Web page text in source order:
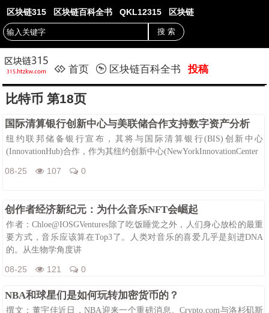
区块链315 区块链百科全书 QKL12315 区块链
首页 区块链百科全书 投稿
比特币 第18页
国际清算银行创新中心与美联储合作支持数字资产分析
纽约联邦储备银行宣布，其将与国际清算银行(BIS)创新中心
(InnovationHub)合作，作为其纽约创新中心(NewYorkInnovationCenter
08-25 107 0
创作者经济新纪元：为什么音乐NFT会崛起
作者：Chloe@IOSGVentures除了吃饭睡觉之外，人们身心放松的最重
要方式，音乐应该算在Top3了。人类对音乐的喜爱几乎是刻进DNA
的。从生物学角度讲
08-25 121 0
NBA和球星们是如何玩转加密货币的？
撰文：董宇佳近日，NBA迎来一个重磅消息。Crypto.com与洛杉矶斯